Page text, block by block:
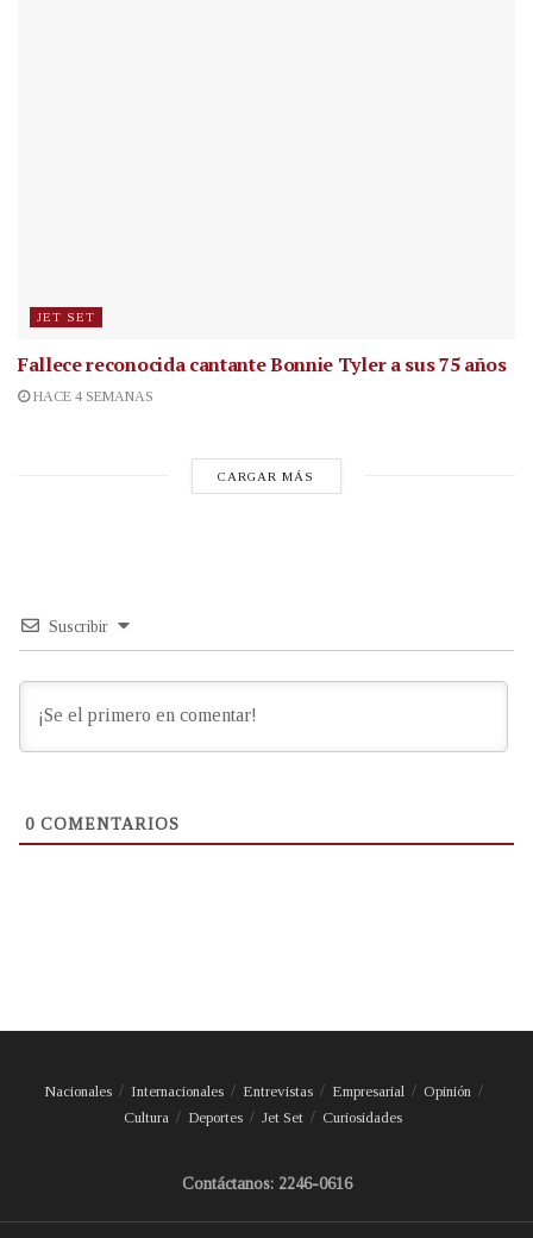
JET SET
Fallece reconocida cantanteBonnie Tyler a sus 75 años
HACE 4 SEMANAS
CARGAR MÁS
Suscribir
0 COMENTARIOS
Nacionales Internacionales Entrevistas Empresarial
Opinión
Cultura
Deportes Jet Set Curiosidades
Contáctanos: 2246-0616